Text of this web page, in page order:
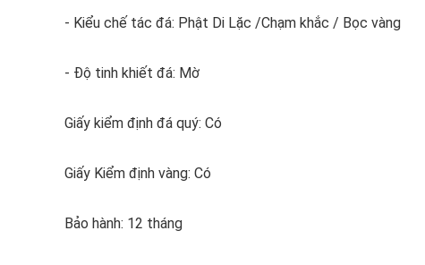
- Kiểu chế tác đá: Phật Di Lặc /Chạm khắc / Bọc vàng
- Độ tinh khiết đá: Mờ
Giấy kiểm định đá quý: Có
Giấy Kiểm định vàng: Có
Bảo hành: 12 tháng